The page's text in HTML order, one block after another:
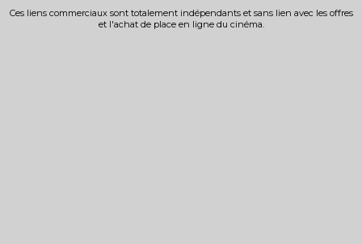
Ces liens commerciaux sont totalement indépendants et sans lien avec les offres
et l'achat de place en ligne du cinéma.